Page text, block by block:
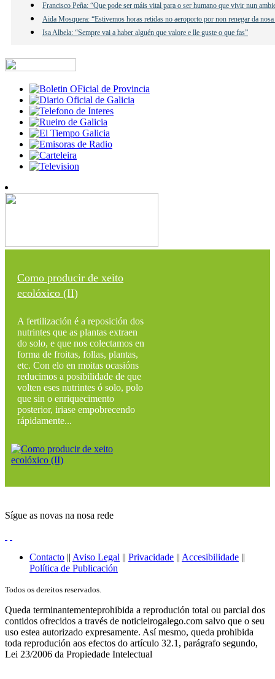
Francisco Peña: “Que pode ser máis vital para o ser humano que vivir nun
Aida Mosquera: “Estivemos horas retidas no aeroporto por non renegar da
Isa Albela: “Sempre vai a haber alguén que valore e lle guste o que fas”
Como producir de xeito
ecolóxico (II)
A fertilización é a reposición dos
nutrintes que as plantas extraen
do solo, e que nos colectamos en
forma de froitas, follas, plantas,
etc. Con elo en moitas ocasións
reducimos a posibilidade de que
volten eses nutrintes ó solo, polo
que sin o enriquecimento
posterior, iriase empobrecendo
rápidamente...
Sígue as novas na nosa rede
Contacto || Aviso Legal || Privacidade || Accesibilidade ||
Política de Publicación
Todos os dereitos reservados.
Queda terminantementeprohibida a reprodución total ou parcial dos
contidos ofrecidos a través de noticieirogalego.com salvo que o seu
uso estea autorizado expresamente. Así mesmo, queda prohibida
toda reprodución aos efectos do artículo 32.1, parágrafo segundo,
Lei 23/2006 da Propiedade Intelectual